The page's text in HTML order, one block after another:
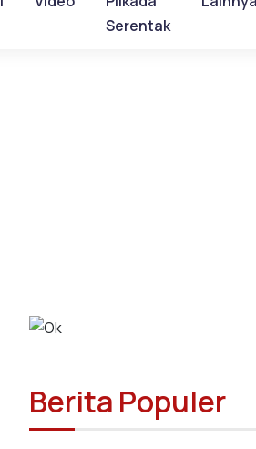
Serentak
Berita Populer